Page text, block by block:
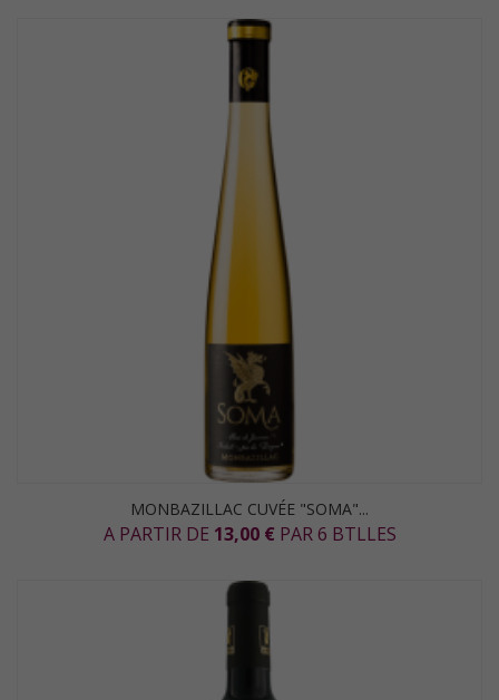
MONBAZILLAC CUVÉE "SOMA"...
A PARTIR DE 13,00 € PAR 6 BTLLES